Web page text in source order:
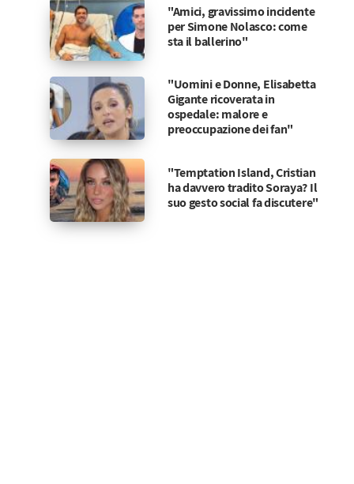
"Amici, gravissimo incidente
per Simone Nolasco: come
sta il ballerino"
"Uomini e Donne, Elisabetta
Gigante ricoverata in
ospedale: malore e
preoccupazione dei fan"
"Temptation Island, Cristian
ha davvero tradito Soraya? Il
suo gesto social fa discutere"